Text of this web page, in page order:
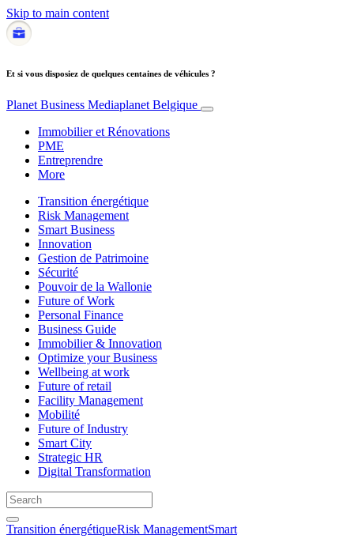
Skip to main content
Et si vous disposiez de quelques centaines de véhicules ?
Planet Business Mediaplanet Belgique
Immobilier et Rénovations
PME
Entreprendre
More
Transition énergétique
Risk Management
Smart Business
Innovation
Gestion de Patrimoine
Sécurité
Pouvoir de la Wallonie
Future of Work
Personal Finance
Business Guide
Immobilier & Innovation
Optimize your Business
Wellbeing at work
Future of retail
Facility Management
Mobilité
Future of Industry
Smart City
Strategic HR
Digital Transformation
Transition énergétiqueRisk ManagementSmart